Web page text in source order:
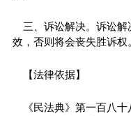
三、诉讼解决。诉讼
效，否则将会丧失胜诉权
【法律依据】
《民法典》第一百八